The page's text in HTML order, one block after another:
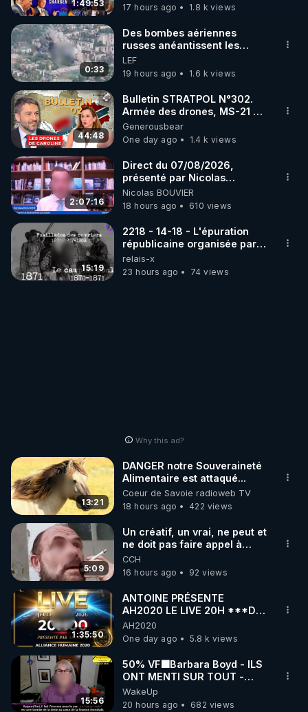
Lien de ma cagnotte "Lyf Pay" (payable par CB
sans frais, la cagnotte étant anonyme, vos noms
ne seront pas visibles) pour vos dons ou un
https://tinyurl.com/cagnottefred2
Site et Vidéos de tous les Lives et articles d'utilité
publique de Frédéric Laroche (Bestofcomputer) en
https://trumanplus.com
1:49:53 17 hours ago 1.8 k views
0:33
Des bombes aériennes
russes anéantissent les
centres de contrôle de
drones de 3 brigades
ukrainienne
LEF
19 hours ago
1.6 k views
44:48
Bulletin STRATPOL N°302.
Armée des drones, MS-21 en
série, missiles coréens.
07.08.2026.
Generousbear
One day ago
1.4 k views
2:07:16
Direct du 07/08/2026,
présenté par Nicolas
BOUVIER
Nicolas BOUVIER
18 hours ago
610 views
15:19
2218 - 14-18 - L'épuration
républicaine organisée par
les frères de la truelle
relais-x
23 hours ago
74 views
Why this ad?
13:21
DANGER notre Souveraineté
Alimentaire est attaqué...
Coeur de Savoie radioweb TV
18 hours ago
422 views
5:09
Un créatif, un vrai, ne peut et
ne doit pas faire appel à
l'intelligence artificielle
CCH
16 hours ago
92 views
1:35:50
ANTOINE PRÉSENTE
AH2020 LE LIVE 20H ***DU
06/08/2026***
AH2020
One day ago
5.8 k views
15:56
50% VF🟩Barbara Boyd - ILS
ONT MENTI SUR TOUT -
Jocelyne Traduction
WakeUp
20 hours ago
682 views